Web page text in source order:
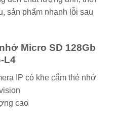
sản phẩm nhanh lỗi sau
Micro SD 128Gb
L4
IP có khe cắm thẻ nhớ
cao